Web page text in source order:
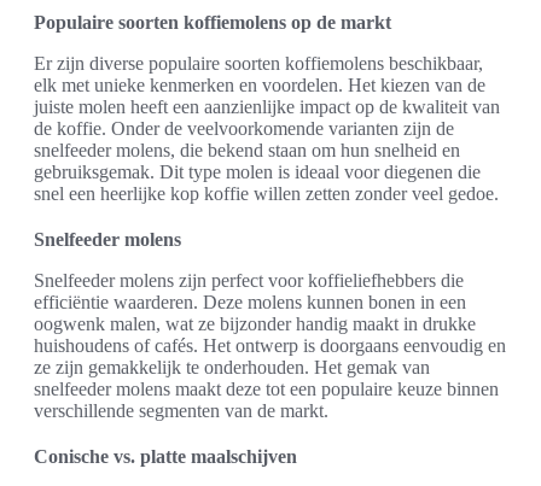
Populaire soorten koffiemolens op de markt
Er zijn diverse populaire soorten koffiemolens beschikbaar,
elk met unieke kenmerken en voordelen. Het kiezen van de
juiste molen heeft een aanzienlijke impact op de kwaliteit van
de koffie. Onder de veelvoorkomende varianten zijn de
snelfeeder molens, die bekend staan om hun snelheid en
gebruiksgemak. Dit type molen is ideaal voor diegenen die
snel een heerlijke kop koffie willen zetten zonder veel gedoe.
Snelfeeder molens
Snelfeeder molens zijn perfect voor koffieliefhebbers die
efficiëntie waarderen. Deze molens kunnen bonen in een
oogwenk malen, wat ze bijzonder handig maakt in drukke
huishoudens of cafés. Het ontwerp is doorgaans eenvoudig en
ze zijn gemakkelijk te onderhouden. Het gemak van
snelfeeder molens maakt deze tot een populaire keuze binnen
verschillende segmenten van de markt.
Conische vs. platte maalschijven